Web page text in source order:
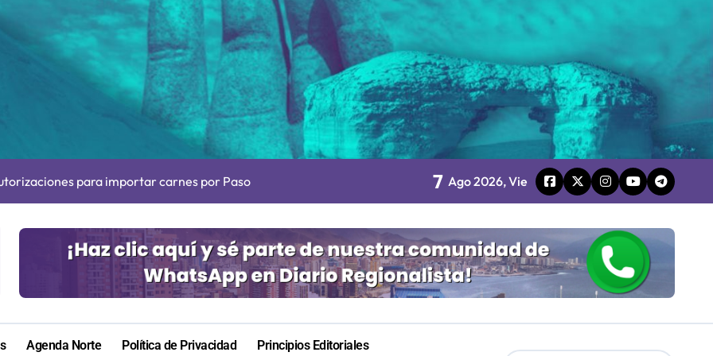
de 60 personas en San Pedro de Atacama
a la región en el Festival Rockódromo de Valparaíso
Antofagasta termina en sumarios sanitarios
para importar carnes por Paso Jama
en Maldivas, Portugal y Brasil por el Tour Mundial de Bodyboard
transparentar datos ante controvertida medida que evalúa el Gobierno
De estar de acuerdo con privatizar Codelco a defender una empresa 100% estatal
como refuerzo estrella de Unión Española
7 Ago 2026, Vie
Agenda Norte Política de Privacidad Principios Editoriales